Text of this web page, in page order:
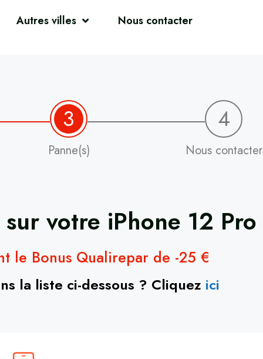
Autres villes Nous contacter
3
Panne(s)
4
Nous contacter
votre iPhone 12 Pro
le Bonus Qualirepar de -25 €
la liste ci-dessous ? Cliquez ici